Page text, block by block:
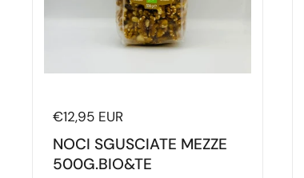
Prezzo di listino
€12,95 EUR
NOCI SGUSCIATE MEZZE
500G.BIO&TE